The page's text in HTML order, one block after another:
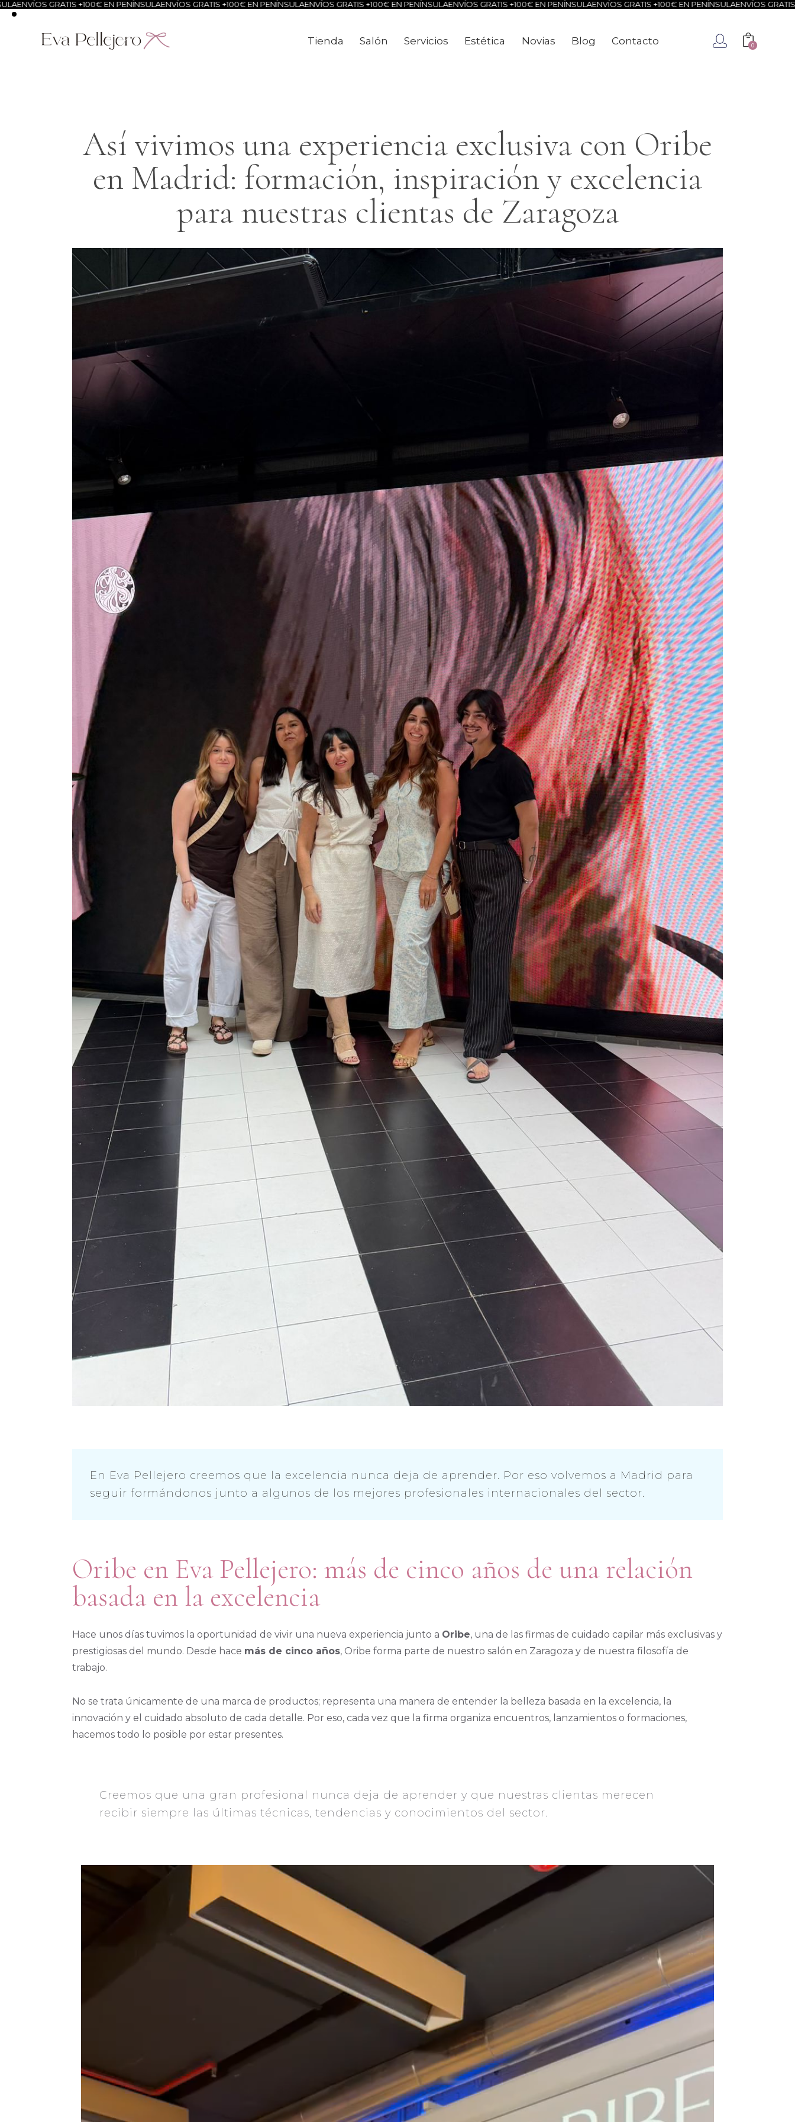
+100€ EN PENÍNSULAENVÍOS GRATIS +100€ EN PENÍNSULAENVÍOS GRATIS +100€ EN PENÍNSULAENVÍOS GRATIS +100€ EN PENÍNSULAENVÍOS GRATIS +100€ EN PENÍNSULAENVÍOS GRATIS +100€ EN
Tienda Salón Servicios Estética Novias Blog Contacto 0
Así vivimos una experiencia exclusiva con Oribe
en Madrid: formación, inspiración y excelencia
para nuestras clientas de Zaragoza
En Eva Pellejero creemos que la excelencia nunca deja de aprender. Por eso volvemos a Madrid para
seguir formándonos junto a algunos de los mejores profesionales internacionales del sector.
Oribe en Eva Pellejero: más de cinco años de una relación
basada en la excelencia
Hace unos días tuvimos la oportunidad de vivir una nueva experiencia junto a Oribe, una de las firmas de cuidado capilar más exclusivas y
prestigiosas del mundo. Desde hace más de cinco años, Oribe forma parte de nuestro salón en Zaragoza y de nuestra filosofía de
trabajo.
No se trata únicamente de una marca de productos; representa una manera de entender la belleza basada en la excelencia, la
innovación y el cuidado absoluto de cada detalle. Por eso, cada vez que la firma organiza encuentros, lanzamientos o formaciones,
hacemos todo lo posible por estar presentes.
Creemos que una gran profesional nunca deja de aprender y que nuestras clientas merecen
recibir siempre las últimas técnicas, tendencias y conocimientos del sector.